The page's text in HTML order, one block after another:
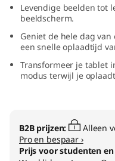
Levendige beelden tot
beeldscherm.
Geniet de hele dag
een snelle oplaadtijd
Transformeer je tablet
modus terwijl je
B2B prijzen: Alleen
Pro en bespaar ›
Prijs voor studenten